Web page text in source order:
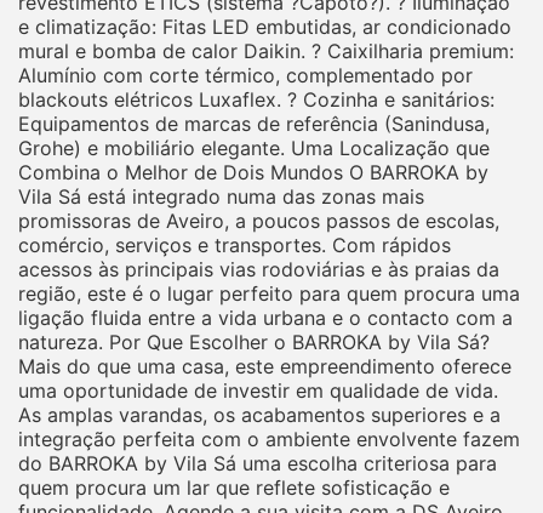
e climatização: Fitas LED embutidas, ar condicionado
mural e bomba de calor Daikin. ? Caixilharia premium:
Alumínio com corte térmico, complementado por
blackouts elétricos Luxaflex. ? Cozinha e sanitários:
Equipamentos de marcas de referência (Sanindusa,
Grohe) e mobiliário elegante. Uma Localização que
Combina o Melhor de Dois Mundos O BARROKA by
Vila Sá está integrado numa das zonas mais
promissoras de Aveiro, a poucos passos de escolas,
comércio, serviços e transportes. Com rápidos
acessos às principais vias rodoviárias e às praias da
região, este é o lugar perfeito para quem procura uma
ligação fluida entre a vida urbana e o contacto com a
natureza. Por Que Escolher o BARROKA by Vila Sá?
Mais do que uma casa, este empreendimento oferece
uma oportunidade de investir em qualidade de vida.
As amplas varandas, os acabamentos superiores e a
integração perfeita com o ambiente envolvente fazem
do BARROKA by Vila Sá uma escolha criteriosa para
quem procura um lar que reflete sofisticação e